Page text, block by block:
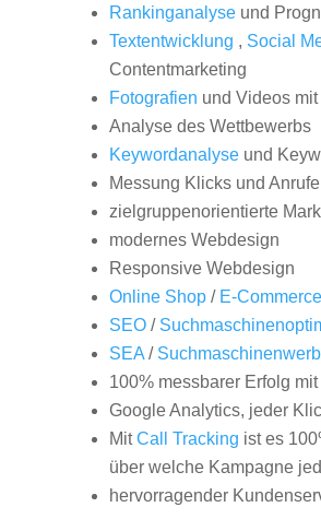
Rankinganalyseund
Textentwicklung , Social
Contentmarketing
Fotografien und Videos
Analyse des Wettbewerbs
Keywordanalyseund
Messung Klicks und
zielgruppenorientierte
modernes Webdesign
Responsive Webdesign
Online Shop/ E-Commerce
SEO/
SEA/
100% messbarer Erfolg
Google Analytics, jeder
MitCall Tracking ist es
über welche Kampagne
hervorragender